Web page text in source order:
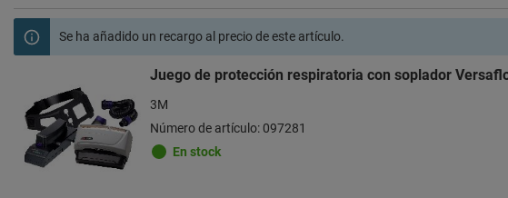
Se ha añadido un recargo al precio de este artículo.
Juego de protección respiratoria con soplador
3M
Número de artículo: 097281
En stock